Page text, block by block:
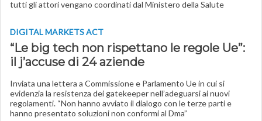
tutti gli attori vengano coordinati dal Ministero della Salute
DIGITAL MARKETS ACT
“Le big tech non rispettano le regole Ue”:
il j’accuse di 24 aziende
Inviata una lettera a Commissione e Parlamento Ue in cui si
evidenzia la resistenza dei gatekeeper nell’adeguarsi ai nuovi
regolamenti. “Non hanno avviato il dialogo con le terze parti e
hanno presentato soluzioni non conformi al Dma”